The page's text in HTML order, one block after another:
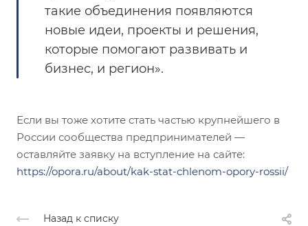
такие объединения появляются
новые идеи, проекты и решения,
которые помогают развивать и
бизнес, и регион».
Если вы тоже хотите стать частью крупнейшего в
России сообщества предпринимателей —
оставляйте заявку на вступление на сайте:
https://opora.ru/about/kak-stat-chlenom-opory-rossii/
Назад к списку